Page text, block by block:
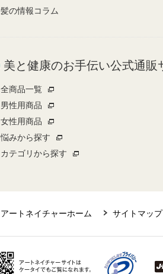
髪の情報コラム
美と健康のお手伝い公式通販
全商品一覧
男性用商品
女性用商品
悩みから探す
カテゴリから探す
アートネイチャーホーム サイトマップ